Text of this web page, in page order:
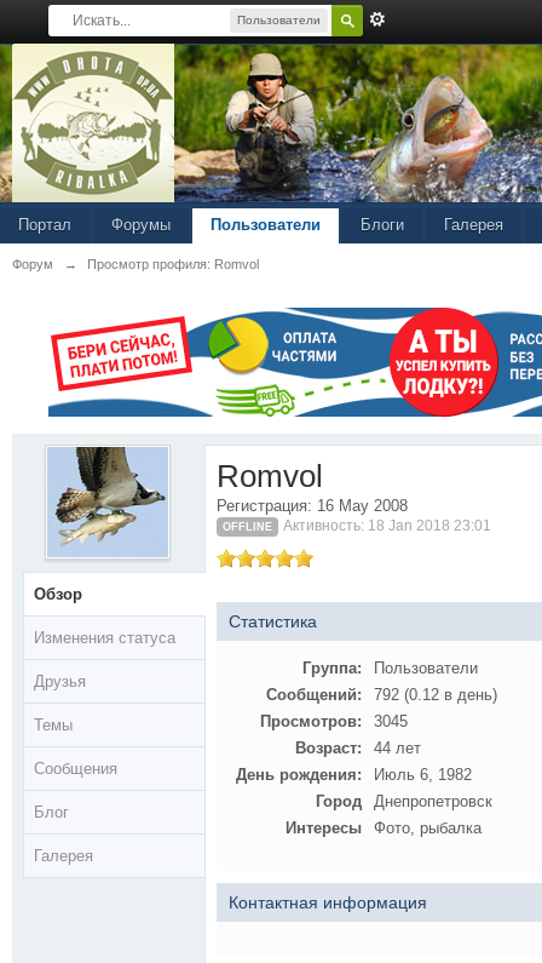
Пользователи
Портал Форумы Пользователи Блоги Галерея
Форум → Просмотр профиля: Romvol
Обзор
Изменения статуса
Друзья
Темы
Сообщения
Блог
Галерея
Romvol
Регистрация: 16 May 2008
OFFLINE Активность: 18 Jan 2018 23:01
Статистика
Группа:
Пользователи
Сообщений:
792 (0.12 в день)
Просмотров:
3045
Возраст:
44 лет
День рождения:
Июль 6, 1982
Город
Днепропетровск
Интересы
Фото, рыбалка
Контактная информация